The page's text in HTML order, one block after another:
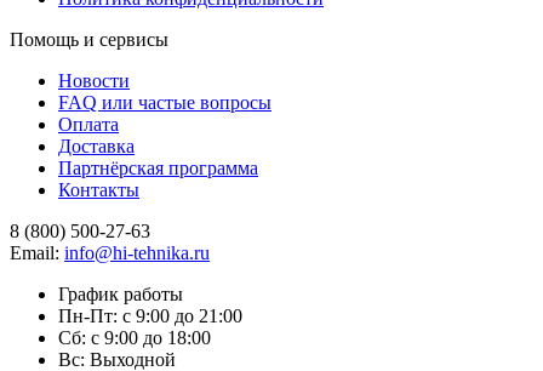
Помощь и сервисы
Новости
FAQ или частые вопросы
Оплата
Доставка
Партнёрская программа
Контакты
8 (800) 500-27-63
Email: info@hi-tehnika.ru
График работы
Пн-Пт: с 9:00 до 21:00
Сб: с 9:00 до 18:00
Вс: Выходной